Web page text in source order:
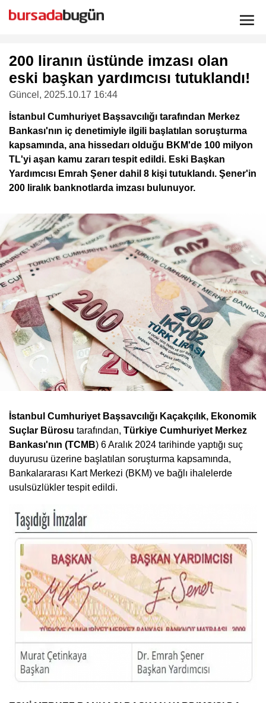
200 liranın üstünde imzası olan
eski başkan yardımcısı tutuklandı!
Güncel , 2025.10.17 16:44
İstanbul Cumhuriyet Başsavcılığı tarafından Merkez
Bankası'nın iç denetimiyle ilgili başlatılan soruşturma
kapsamında, ana hissedarı olduğu BKM'de 100 milyon
TL'yi aşan kamu zararı tespit edildi. Eski Başkan
Yardımcısı Emrah Şener dahil 8 kişi tutuklandı. Şener'in
200 liralık banknotlarda imzası bulunuyor.
İstanbul Cumhuriyet Başsavcılığı Kaçakçılık, Ekonomik
Suçlar Bürosu tarafından, Türkiye Cumhuriyet Merkez
Bankası'nın (TCMB) 6 Aralık 2024 tarihinde yaptığı suç
duyurusu üzerine başlatılan soruşturma kapsamında,
Bankalararası Kart Merkezi (BKM) ve bağlı ihalelerde
usulsüzlükler tespit edildi.